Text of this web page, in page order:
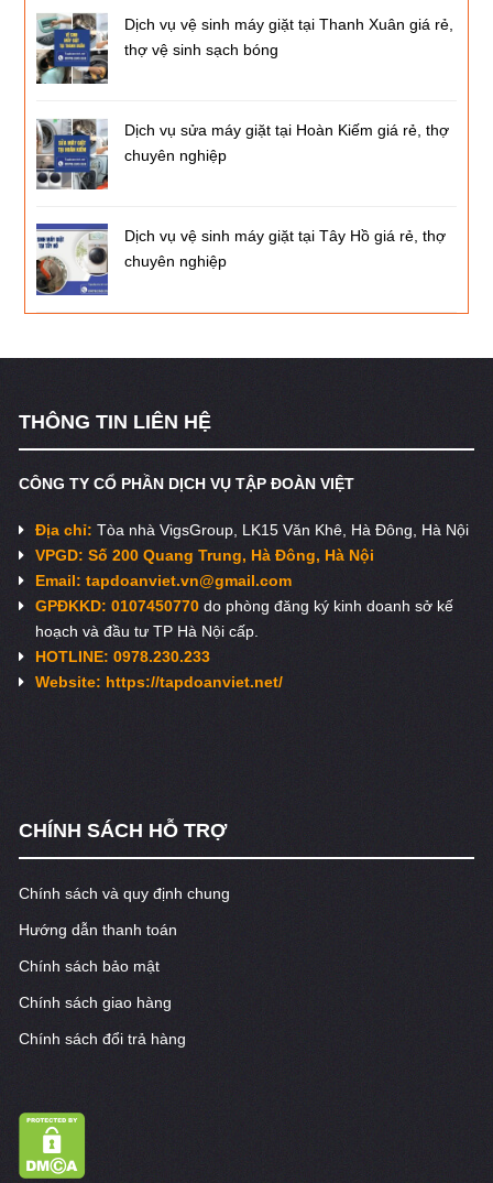
Dịch vụ vệ sinh máy giặt tại Thanh Xuân giá rẻ,
thợ vệ sinh sạch bóng
Dịch vụ sửa máy giặt tại Hoàn Kiếm giá rẻ, thợ
chuyên nghiệp
Dịch vụ vệ sinh máy giặt tại Tây Hồ giá rẻ, thợ
chuyên nghiệp
THÔNG TIN LIÊN HỆ
CÔNG TY CỔ PHẦN DỊCH VỤ TẬP ĐOÀN VIỆT
Địa chỉ:Tòa nhà VigsGroup, LK15 Văn Khê, Hà Đông, Hà Nội
VPGD: Số 200 Quang Trung, Hà Đông, Hà Nội
Email:tapdoanviet.vn@gmail.com
GPĐKKD: 0107450770do phòng đăng ký kinh doanh sở kế
hoạch và đầu tư TP Hà Nội cấp.
HOTLINE: 0978.230.233
Website: https://tapdoanviet.net/
CHÍNH SÁCH HỖ TRỢ
Chính sách và quy định chung
Hướng dẫn thanh toán
Chính sách bảo mật
Chính sách giao hàng
Chính sách đổi trả hàng